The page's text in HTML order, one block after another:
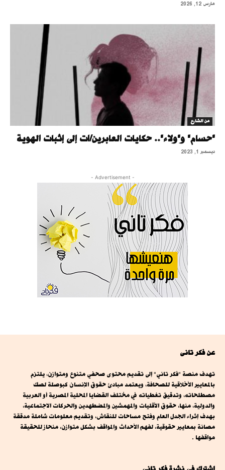
مارس 12, 2026
من الشارع
"حسام" و"ولاء".. حكايات العابرين/ات إلى إثبات الهوية
ديسمبر 1, 2023
- Advertisement -
عن فكر تانى
تهدف منصة "فكر تاني" إلى تقديم محتوى صحفي متنوع ومتوازن، يلتزم
بالمعايير الأخلاقية للصحافة، ويعتمد مبادئ حقوق الإنسان كبوصلة لصك
مصطلحاته، وتدقيق تغطياته في مختلف القضايا المحلية المصرية أو العربية
والدولية، منها، حقوق الأقليات والمهمشين والمضطهدين والحركات الاجتماعية،
بهدف إثراء الجدل العام وفتح مساحات للنقاش، وتقديم معلومات شاملة مدققة
مصانة بمعايير حقوقية، لفهم الأحداث والمواقف بشكل متوازن، منحاز للحقيقة
مواقفها .